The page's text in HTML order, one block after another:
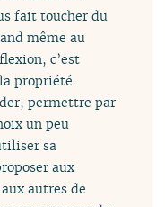
fait toucher du
même au
c’est
propriété.
permettre par
un peu
sa
aux
autres de